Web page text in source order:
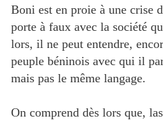
Boni est en proie à une crise
porte à faux avec la société
lors, il ne peut entendre,
peuple béninois avec qui il
mais pas le même langage.
On comprend dès lors que,